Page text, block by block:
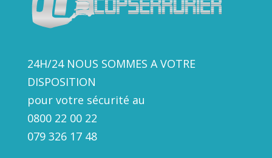
24H/24 NOUS SOMMES A VOTRE
DISPOSITION
pour votre sécurité au
0800 22 00 22
079 326 1748